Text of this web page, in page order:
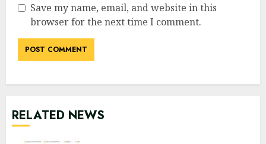
Save my name, email, and website in this
browser for the next time I comment.
RELATED NEWS